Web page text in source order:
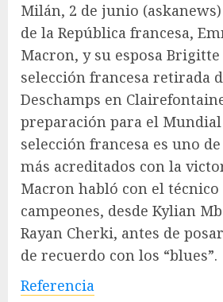
Milán, 2 de junio
de la República francesa,
Macron, y su esposa
selección francesa retirada
Deschamps en
preparación para el Mundial
selección francesa es uno
más acreditados con la
Macron habló con el
campeones, desde Kylian
Rayan Cherki, antes de
de recuerdo con los “blues”.
Referencia